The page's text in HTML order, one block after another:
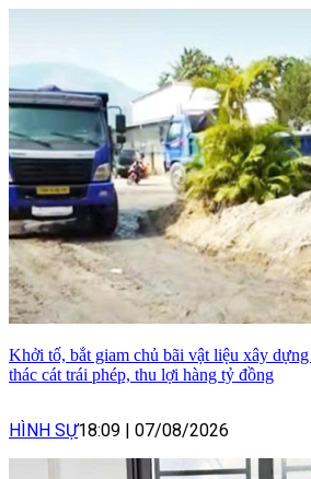
Khởi tố, bắt giam chủ bãi vật liệu xây
thác cát trái phép, thu lợi hàng tỷ đồng
HÌNH SỰ18:09 07/08/2026